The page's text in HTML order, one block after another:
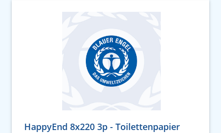
HappyEnd 8x220 3p - Toilettenpapier